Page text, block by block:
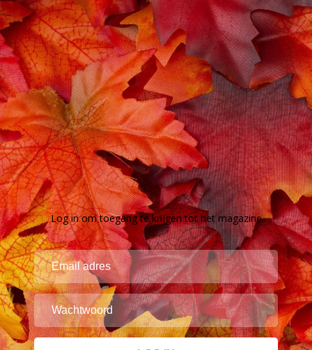
Log in om toegang te krijgen tot het magazine